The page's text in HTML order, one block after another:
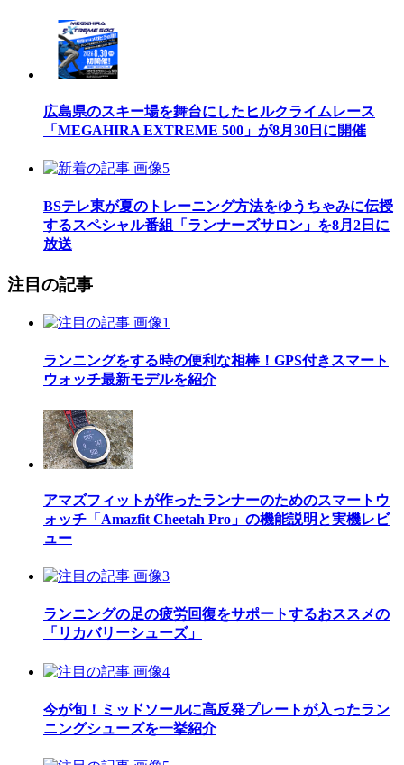
広島県のスキー場を舞台にしたヒルクライムレース
「MEGAHIRA EXTREME 500」が8月30日に開催
BSテレ東が夏のトレーニング方法をゆうちゃみに伝授
するスペシャル番組「ランナーズサロン」を8月2日に
放送
注目の記事
ランニングをする時の便利な相棒！GPS付きスマート
ウォッチ最新モデルを紹介
アマズフィットが作ったランナーのためのスマートウ
ォッチ「Amazfit Cheetah Pro」の機能説明と実機レビ
ュー
ランニングの足の疲労回復をサポートするおススメの
「リカバリーシューズ」
今が旬！ミッドソールに高反発プレートが入ったラン
ニングシューズを一挙紹介